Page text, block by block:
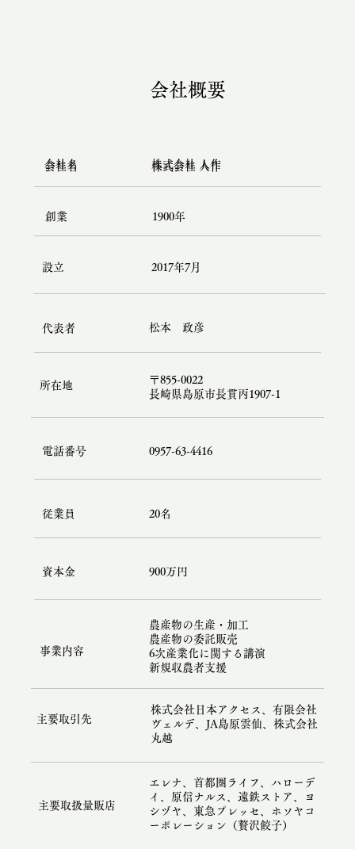
​会社名 株式会社 人作
会社概要
​会社名 株式会社 人作
創業 1900年
設立 2017年7月
代表者 松本 政彦
所在地
〒855-0022
​長崎県島原市長貫丙1907-1
電話番号 0957-63-4416
従業員 20名
資本金 900万円
事業内容
農産物の生産・加工
農産物の委託販売
6次産業化に関する講演
​新規収農者支援
主要取引先
株式会社日本アクセス、有限会社
ヴェルデ、JA島原雲仙、株式会社
丸越
主要取扱量販店
エレナ、首都圏ライフ、ハローデ
イ、原信ナルス、遠鉄ストア、ヨ
シヅヤ、東急プレッセ、ホソヤコ
ーポレーション（贅沢餃子）